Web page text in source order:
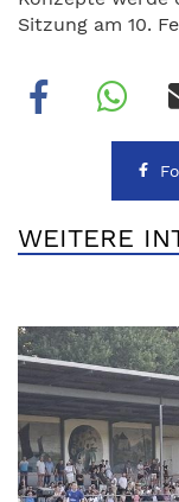
Sitzung am 10.
WEITERE